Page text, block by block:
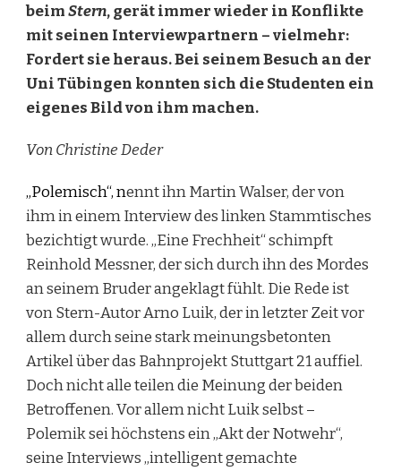
beimStern, gerät immer wieder in Konflikte
mit seinen Interviewpartnern – vielmehr:
Fordert sie heraus. Bei seinem Besuch an der
Uni Tübingen konnten sich die Studenten ein
eigenes Bild von ihm machen.
Von Christine Deder
„Polemisch“, nennt ihn Martin Walser, der von
ihm in einem Interview des linken Stammtisches
bezichtigt wurde. „Eine Frechheit“ schimpft
Reinhold Messner, der sich durch ihn des Mordes
an seinem Bruder angeklagt fühlt. Die Rede ist
von Stern-Autor Arno Luik, der in letzter Zeit vor
allem durch seine stark meinungsbetonten
Artikel über das Bahnprojekt Stuttgart 21 auffiel.
Doch nicht alle teilen die Meinung der beiden
Betroffenen. Vor allem nicht Luik selbst –
Polemik sei höchstens ein „Akt der Notwehr“,
seine Interviews „intelligent gemachte